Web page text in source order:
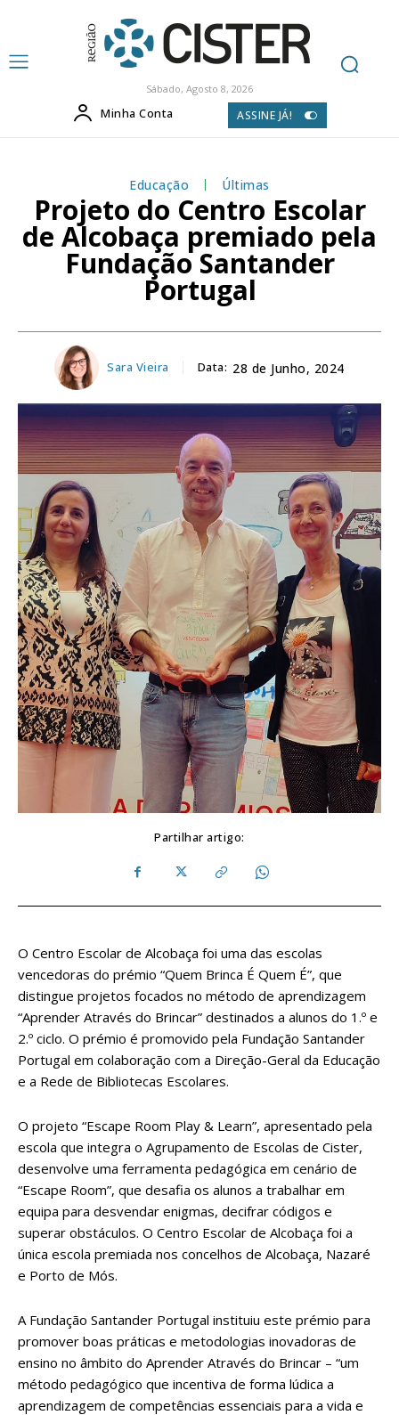
Sábado, Agosto 8, 2026
Minha Conta ASSINE JÁ!
Educação Últimas
Projeto do Centro Escolar
de Alcobaça premiado pela
Fundação Santander
Portugal
Sara Vieira Data: 28 de Junho, 2024
Partilhar artigo:
O Centro Escolar de Alcobaça foi uma das escolas
vencedoras do prémio “Quem Brinca É Quem É”, que
distingue projetos focados no método de aprendizagem
“Aprender Através do Brincar” destinados a alunos do 1.º e
2.º ciclo. O prémio é promovido pela Fundação Santander
Portugal em colaboração com a Direção-Geral da Educação
e a Rede de Bibliotecas Escolares.
O projeto “Escape Room Play & Learn”, apresentado pela
escola que integra o Agrupamento de Escolas de Cister,
desenvolve uma ferramenta pedagógica em cenário de
“Escape Room”, que desafia os alunos a trabalhar em
equipa para desvendar enigmas, decifrar códigos e
superar obstáculos. O Centro Escolar de Alcobaça foi a
única escola premiada nos concelhos de Alcobaça, Nazaré
e Porto de Mós.
A Fundação Santander Portugal instituiu este prémio para
promover boas práticas e metodologias inovadoras de
ensino no âmbito do Aprender Através do Brincar – “um
método pedagógico que incentiva de forma lúdica a
aprendizagem de competências essenciais para a vida e